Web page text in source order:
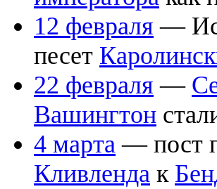
12 февраля —
песет
22 февраля —
Вашингтон
4 марта — пост
Кливленда к